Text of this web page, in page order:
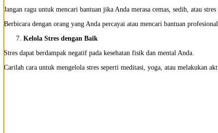
Jangan ragu untuk mencari bantuan jika Anda merasa cemas, sedih, atau
Berbicara dengan orang yang Anda percayai atau mencari bantuan
Kelola Stres dengan Baik
Stres dapat berdampak negatif pada kesehatan fisik dan mental Anda.
Carilah cara untuk mengelola stres seperti meditasi, yoga, atau melakukan